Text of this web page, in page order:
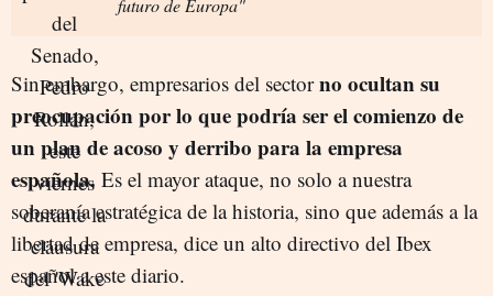
futuro de Europa"
Sin embargo, empresarios del sectorno ocultan su
preocupación por lo que podría ser el comienzo de
un plan de acoso y derribo para la empresa
española. Es el mayor ataque, no solo a nuestra
soberanía estratégica de la historia, sino que además a la
libertad de empresa, dice un alto directivo del Ibex
español a este diario.